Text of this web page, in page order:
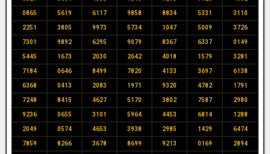
0865 5619 6117 9858 8834 5331 3110
2251 3805 9973 5734 1047 5009 3726
7301 9892 6295 9079 8367 6337 0149
5445 1673 2030 2642 4018 1579 3281
7184 0646 8499 7820 4133 3697 6138
6368 0413 2083 1971 9320 4782 1791
7248 8415 4627 5170 3802 7587 2980
9236 0655 3101 5964 4453 6814 1288
2049 0574 4653 3938 2985 1429 6474
7859 8266 3678 8699 9213 0169 2894